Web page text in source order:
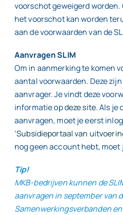
voorschot geweigerd worden.
het voorschot kan worden
aan de voorwaarden van de
Aanvragen SLIM
Om in aanmerking te komen
aantal voorwaarden. Deze
aanvrager. Je vindt deze
informatie opdeze site. Als je
aanvragen, moet je eerst
‘Subsidieportaal van
nog geen account hebt, moet
Tip!
MKB-bedrijven kunnen de
aanvragen in september van
Samenwerkingsverbanden